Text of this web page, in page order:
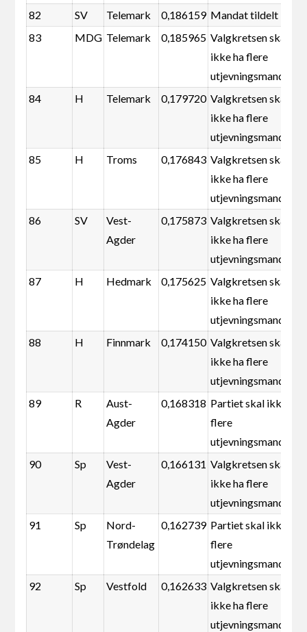
82
SV Telemark 0,186159 Mandat tildelt
83
MDG Telemark 0,185965 Valgkretsen skal
ikke ha flere
utjevningsmandater
84
H Telemark 0,179720 Valgkretsen skal
ikke ha flere
utjevningsmandater
85
H Troms 0,176843 Valgkretsen skal
ikke ha flere
utjevningsmandater
86
SV
Vest-
Agder
0,175873 Valgkretsen skal
ikke ha flere
utjevningsmandater
87
H Hedmark 0,175625 Valgkretsen skal
ikke ha flere
utjevningsmandater
88
H Finnmark 0,174150 Valgkretsen skal
ikke ha flere
utjevningsmandater
89
R
Aust-
Agder
0,168318 Partiet skal ikke ha
flere
utjevningsmandater
90
Sp
Vest-
Agder
0,166131 Valgkretsen skal
ikke ha flere
utjevningsmandater
91
Sp
Nord-
Trøndelag
0,162739 Partiet skal ikke ha
flere
utjevningsmandater
92
Sp Vestfold 0,162633 Valgkretsen skal
ikke ha flere
utjevningsmandater